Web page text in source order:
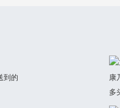
到的